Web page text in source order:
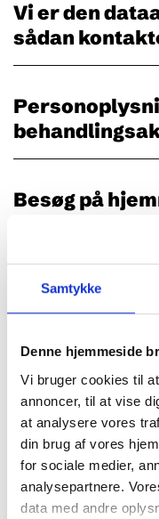
Samtykke
Denne hjemmeside
Vi bruger cookies til
annoncer, til at vise
at analysere vores
din brug af vores
for sociale medier,
analysepartnere.
data med andre
Vi er den
sådan
Besøg på
Kontakt til
Behandling
Videregivelse